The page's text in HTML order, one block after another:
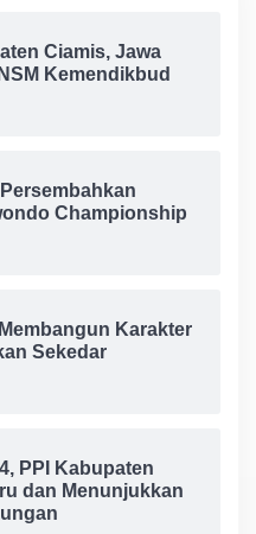
Ciamis, Jawa
Kemendikbud
Championship
Karakter
Sekedar
PPI Kabupaten
dan Menunjukkan